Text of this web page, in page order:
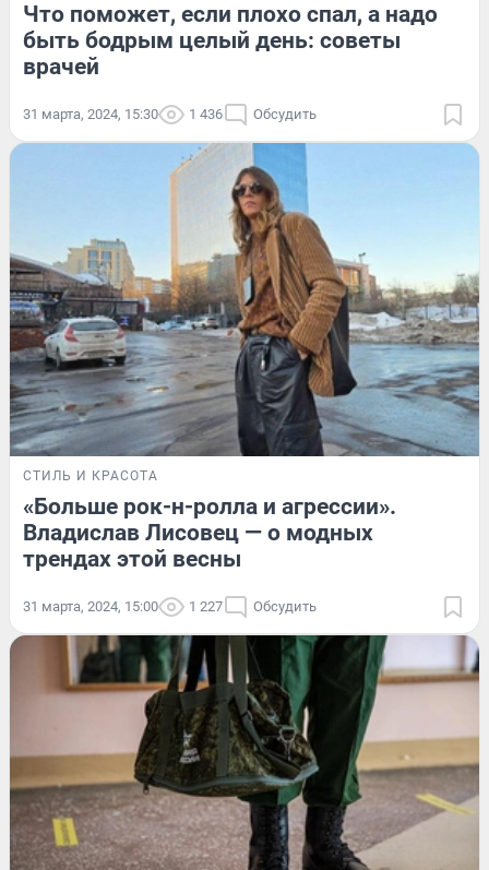
Что поможет, если плохо спал, а надо
быть бодрым целый день: советы
врачей
31 марта, 2024, 15:30 1 436 Обсудить
СТИЛЬ И КРАСОТА
«Больше рок-н-ролла и агрессии».
Владислав Лисовец — о модных
трендах этой весны
31 марта, 2024, 15:00 1 227 Обсудить